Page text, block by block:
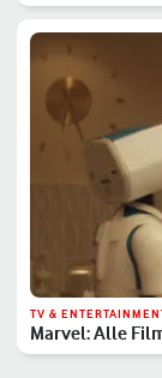
TV &
Marvel: Alle
Reihenfolge